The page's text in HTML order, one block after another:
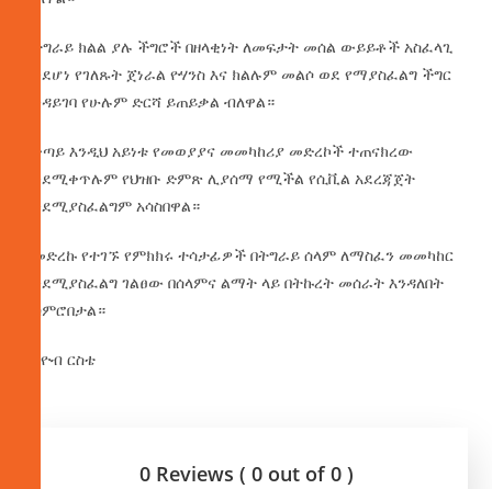
በትግራይ ክልል ያሉ ችግሮች በዘላቂነት ለመፍታት መሰል ውይይቶች አስፈላጊ
እንደሆነ የገለጹት ጀነራል ዮሃንስ እና ክልሉም መልሶ ወደ የማያስፈልግ ችግር
እንዳይገባ የሁሉም ድርሻ ይጠይቃል ብለዋል።
በቀጣይ እንዲህ አይነቱ የመወያያና መመካከሪያ መድረኮች ተጠናክረው
እንደሚቀጥሉም የህዝቡ ድምጽ ሊያሰማ የሚችል የሲቪል አደረጃጀት
እንደሚያስፈልግም አሳስበዋል።
በመድረኩ የተገኙ የምክክሩ ተሳታፊዎች በትግራይ ሰላም ለማስፈን መመካከር
እንደሚያስፈልግ ገልፀው በሰላምና ልማት ላይ በትኩረት መሰራት እንዳለበት
አስምሮበታል።
በእዮብ ርስቴ
0 Reviews ( 0 out of 0 )